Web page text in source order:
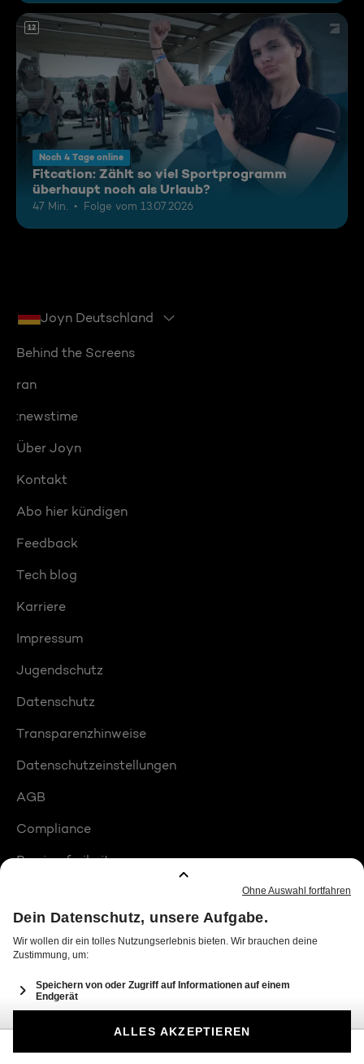
12
Noch 4 Tage online
Fitcation: Zählt so viel Sportprogramm
überhaupt noch als Urlaub?
47 Min. Folge vom 13.07.2026
Joyn Deutschland
Behind the Screens
ran
:newstime
Über Joyn
Kontakt
Abo hier kündigen
Feedback
Tech blog
Karriere
Impressum
Jugendschutz
Datenschutz
Transparenzhinweise
Datenschutzeinstellungen
AGB
Compliance
Barrierefreiheit